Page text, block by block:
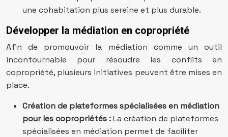
une cohabitation plus sereine et plus durable.
Développer la médiation en copropriété
Afin de promouvoir la médiation comme un outil
incontournable pour résoudre les conflits en
copropriété, plusieurs initiatives peuvent être mises en
place.
Création de plateformes spécialisées en médiation
pour les copropriétés :La création de plateformes
spécialisées en médiation permet de faciliter